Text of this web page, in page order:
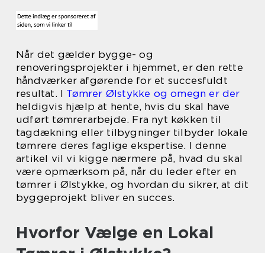
Når det gælder bygge- og
renoveringsprojekter i hjemmet, er den rette
håndværker afgørende for et succesfuldt
resultat. I Tømrer Ølstykke og omegn er der
heldigvis hjælp at hente, hvis du skal have
udført tømrerarbejde. Fra nyt køkken til
tagdækning eller tilbygninger tilbyder lokale
tømrere deres faglige ekspertise. I denne
artikel vil vi kigge nærmere på, hvad du skal
være opmærksom på, når du leder efter en
tømrer i Ølstykke, og hvordan du sikrer, at dit
byggeprojekt bliver en succes.
Hvorfor Vælge en Lokal